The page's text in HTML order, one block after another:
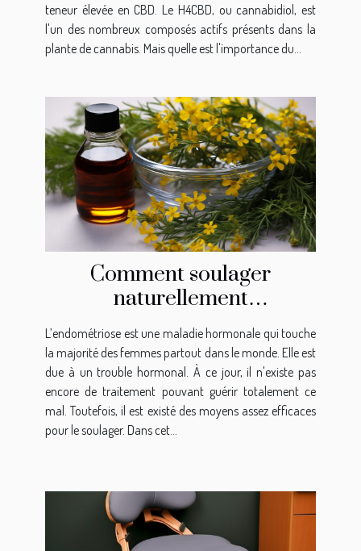
teneur élevée en CBD. Le H4CBD, ou cannabidiol, est
l'un des nombreux composés actifs présents dans la
plante de cannabis. Mais quelle est l'importance du...
Comment soulager
naturellement
l’endométriose ?
L’endométriose est une maladie hormonale qui touche
la majorité des femmes partout dans le monde. Elle est
due à un trouble hormonal. À ce jour, il n'existe pas
encore de traitement pouvant guérir totalement ce
mal. Toutefois, il est existé des moyens assez efficaces
pour le soulager. Dans cet...